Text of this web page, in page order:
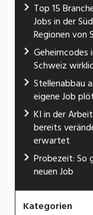
Top 15
Jobs in der
Regionen von
Geheimcodes
Schweiz
Stellenabbau
eigene Job
KI in der
bereits
erwartet
Probezeit: So
neuen Job
Kategorien